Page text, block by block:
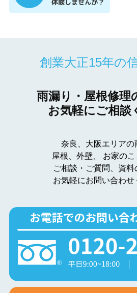
創業大正15年の
雨漏り・屋根修理
お気軽にご相談
奈良、大阪エリアの
屋根、外壁、
お家の
ご相談・ご質問、資
お気軽にお問い合わせ